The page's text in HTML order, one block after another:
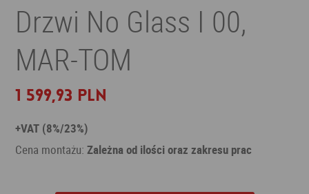
Drzwi No Glass I 00,
MAR-TOM
1 599,93 PLN
+VAT (8%/23%)
Cena montażu:Zależna od ilości oraz zakresu prac